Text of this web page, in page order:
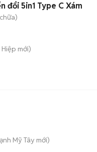
đổi 5in1 Type C Xám
Hiệp mới)
Mỹ Tây mới)